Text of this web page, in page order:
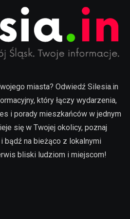
miasta? Odwiedź Silesia.in
który łączy wydarzenia,
i porady mieszkańców w jednym
się w Twojej okolicy, poznaj
bądź na bieżąco z lokalnymi
bliski ludziom i miejscom!